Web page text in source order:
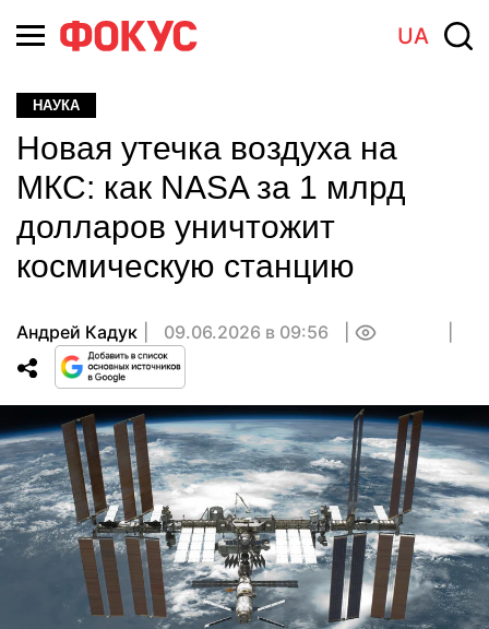
UA
НАУКА
Новая утечка воздуха на
МКС: как NASA за 1 млрд
долларов уничтожит
космическую станцию
Андрей Кадук 09.06.2026 в 09:56